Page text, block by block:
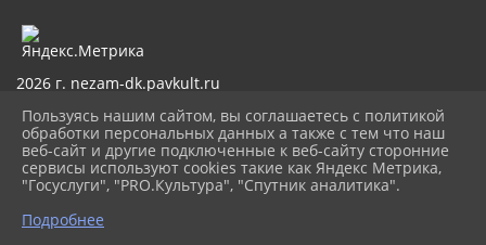
2026 г. nezam-dk.pavkult.ru
Карта сайта
Политика обработки персональных данных
Сделано на KubCMS
Разработка и поддержка
Пользуясь нашим сайтом, вы соглашаетесь с политикой
обработки персональных данных а также с тем что наш
веб-сайт и другие подключенные к веб-сайту сторонние
сервисы используют cookies такие как Яндекс Метрика,
"Госуслуги", "PRO.Культура", "Спутник аналитика".
Подробнее